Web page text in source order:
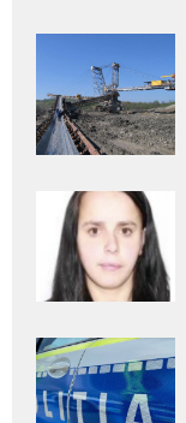
aici textul
pentru
subtitlu
Adaugă
aici textul
pentru
subtitlu
Adaugă
aici textul
pentru